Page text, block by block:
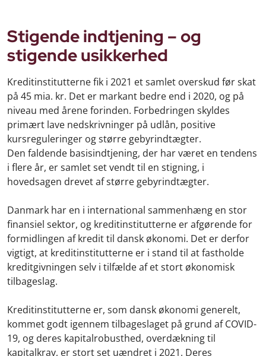
Stigende indtjening – og
stigende usikkerhed
Kreditinstitutterne fik i 2021 et samlet overskud før skat
på 45 mia. kr. Det er markant bedre end i 2020, og på
niveau med årene forinden. Forbedringen skyldes
primært lave nedskrivninger på udlån, positive
kursreguleringer og større gebyrindtægter.
Den faldende basisindtjening, der har været en tendens
i flere år, er samlet set vendt til en stigning, i
hovedsagen drevet af større gebyrindtægter.
Danmark har en i international sammenhæng en stor
finansiel sektor, og kreditinstitutterne er afgørende for
formidlingen af kredit til dansk økonomi. Det er derfor
vigtigt, at kreditinstitutterne er i stand til at fastholde
kreditgivningen selv i tilfælde af et stort økonomisk
tilbageslag.
Kreditinstitutterne er, som dansk økonomi generelt,
kommet godt igennem tilbageslaget på grund af COVID-
19, og deres kapitalrobusthed, overdækning til
kapitalkrav, er stort set uændret i 2021. Deres